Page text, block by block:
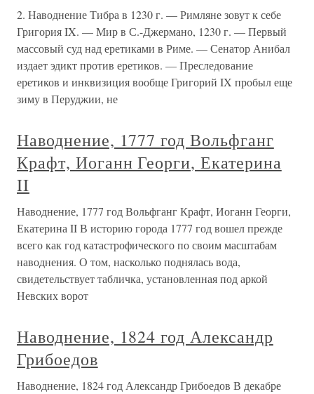
2. Наводнение Тибра в 1230 г. — Римляне зовут к себе
Григория IX. — Мир в С.-Джермано, 1230 г. — Первый
массовый суд над еретиками в Риме. — Сенатор Анибал
издает эдикт против еретиков. — Преследование
еретиков и инквизиция вообще Григорий IX пробыл еще
зиму в Перуджии, не
Наводнение, 1777 год Вольфганг
Крафт, Иоганн Георги, Екатерина
II
Наводнение, 1777 год Вольфганг Крафт, Иоганн Георги,
Екатерина II В историю города 1777 год вошел прежде
всего как год катастрофического по своим масштабам
наводнения. О том, насколько поднялась вода,
свидетельствует табличка, установленная под аркой
Невских ворот
Наводнение, 1824 год Александр
Грибоедов
Наводнение, 1824 год Александр Грибоедов В декабре